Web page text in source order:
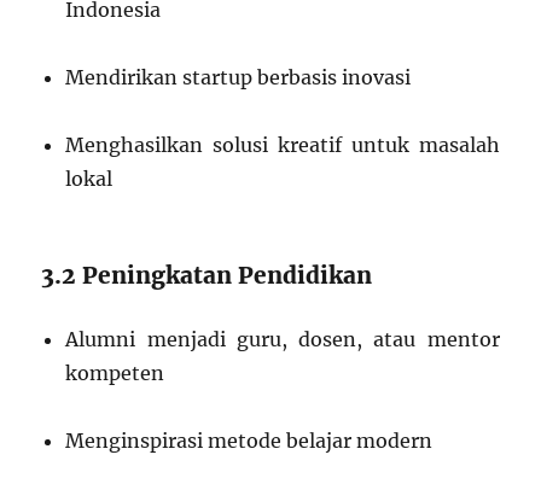
Indonesia
Mendirikan startup berbasis inovasi
Menghasilkan solusi kreatif untuk masalah
lokal
3.2 Peningkatan Pendidikan
Alumni menjadi guru, dosen, atau mentor
kompeten
Menginspirasi metode belajar modern